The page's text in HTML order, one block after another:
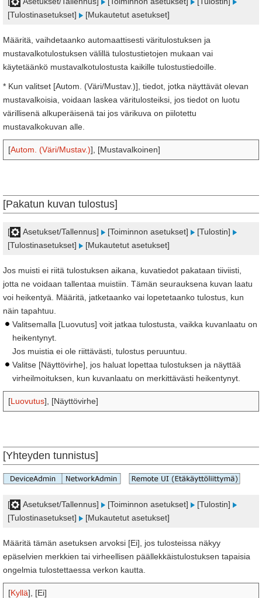
[Tulostinasetukset]
[Mukautetut asetukset]
Määritä, vaihdetaanko automaattisesti väritulostuksen ja
mustavalkotulostuksen välillä tulostustietojen mukaan vai
käytetäänkö mustavalkotulostusta kaikille tulostustiedoille.
* Kun valitset [Autom. (Väri/Mustav.)], tiedot, jotka näyttävät olevan
mustavalkoisia, voidaan laskea väritulosteiksi, jos tiedot on luotu
värillisenä alkuperäisenä tai jos värikuva on piilotettu
mustavalkokuvan alle.
[Autom. (Väri/Mustav.)], [Mustavalkoinen]
[Pakatun kuvan tulostus]
[ Asetukset/Tallennus] [Toiminnon asetukset]
[Tulostin]
[Tulostinasetukset]
[Mukautetut asetukset]
Jos muisti ei riitä tulostuksen aikana, kuvatiedot pakataan tiiviisti,
jotta ne voidaan tallentaa muistiin. Tämän seurauksena kuvan laatu
voi heikentyä. Määritä, jatketaanko vai lopetetaanko tulostus, kun
näin tapahtuu.
Valitsemalla [Luovutus] voit jatkaa tulostusta, vaikka kuvanlaatu on
heikentynyt.
Jos muistia ei ole riittävästi, tulostus peruuntuu.
Valitse [Näyttövirhe], jos haluat lopettaa tulostuksen ja näyttää
virheilmoituksen, kun kuvanlaatu on merkittävästi heikentynyt.
[Luovutus], [Näyttövirhe]
[Yhteyden tunnistus]
[ Asetukset/Tallennus] [Toiminnon asetukset]
[Tulostin]
[Tulostinasetukset]
[Mukautetut asetukset]
Määritä tämän asetuksen arvoksi [Ei], jos tulosteissa näkyy
epäselvien merkkien tai virheellisen päällekkäistulostuksen tapaisia
ongelmia tulostettaessa verkon kautta.
[Kyllä], [Ei]